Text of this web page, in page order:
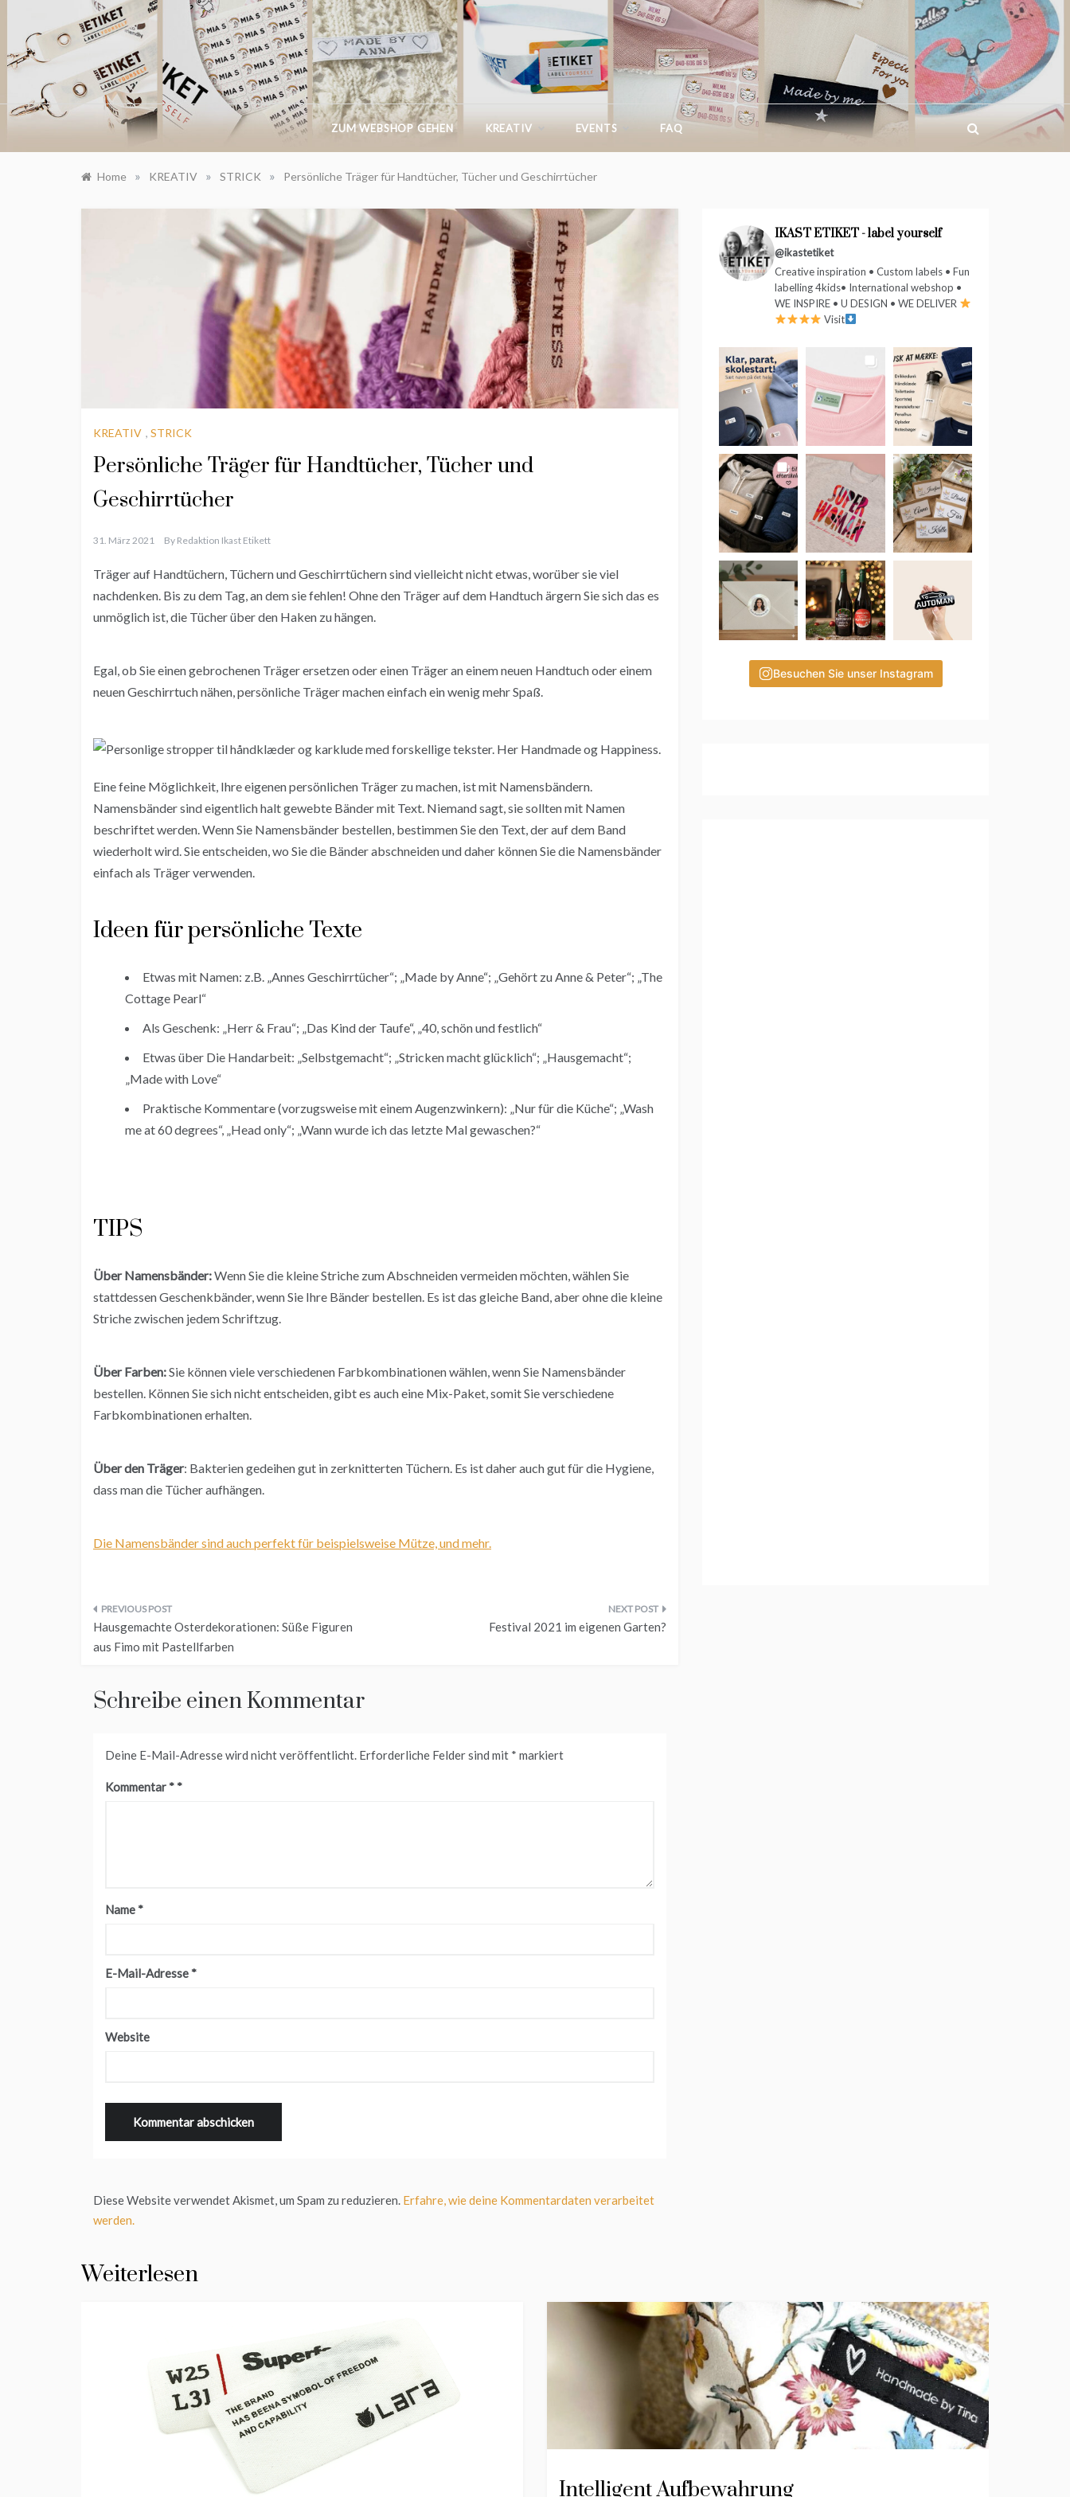
content
IKASTETIKETT.DE
ZUM WEBSHOP GEHEN KREATIV EVENTS FAQ
Home » KREATIV » STRICK » Persönliche Träger für Handtücher, Tücher und Geschirrtücher
KREATIV , STRICK
Persönliche Träger für Handtücher, Tücher und
Geschirrtücher
31. März 2021 By Redaktion Ikast Etikett
Träger auf Handtüchern, Tüchern und Geschirrtüchern sind vielleicht nicht etwas, worüber sie viel
nachdenken. Bis zu dem Tag, an dem sie fehlen! Ohne den Träger auf dem Handtuch ärgern Sie sich das es
unmöglich ist, die Tücher über den Haken zu hängen.
Egal, ob Sie einen gebrochenen Träger ersetzen oder einen Träger an einem neuen Handtuch oder einem
neuen Geschirrtuch nähen, persönliche Träger machen einfach ein wenig mehr Spaß.
Eine feine Möglichkeit, Ihre eigenen persönlichen Träger zu machen, ist mit Namensbändern.
Namensbänder sind eigentlich halt gewebte Bänder mit Text. Niemand sagt, sie sollten mit Namen
beschriftet werden. Wenn Sie Namensbänder bestellen, bestimmen Sie den Text, der auf dem Band
wiederholt wird. Sie entscheiden, wo Sie die Bänder abschneiden und daher können Sie die Namensbänder
einfach als Träger verwenden.
Ideen für persönliche Texte
Etwas mit Namen: z.B. „Annes Geschirrtücher“; „Made by Anne“; „Gehört zu Anne & Peter“; „The
Cottage Pearl“
Als Geschenk: „Herr & Frau“; „Das Kind der Taufe“, „40, schön und festlich“
Etwas über Die Handarbeit: „Selbstgemacht“; „Stricken macht glücklich“; „Hausgemacht“;
„Made with Love“
Praktische Kommentare (vorzugsweise mit einem Augenzwinkern): „Nur für die Küche“; „Wash
me at 60 degrees“, „Head only“; „Wann wurde ich das letzte Mal gewaschen?“
TIPS
Über Namensbänder:Wenn Sie die kleine Striche zum Abschneiden vermeiden möchten, wählen Sie
stattdessen Geschenkbänder, wenn Sie Ihre Bänder bestellen. Es ist das gleiche Band, aber ohne die kleine
Striche zwischen jedem Schriftzug.
Über Farben:Sie können viele verschiedenen Farbkombinationen wählen, wenn Sie Namensbänder
bestellen. Können Sie sich nicht entscheiden, gibt es auch eine Mix-Paket, somit Sie verschiedene
Farbkombinationen erhalten.
Über den Träger: Bakterien gedeihen gut in zerknitterten Tüchern. Es ist daher auch gut für die Hygiene,
dass man die Tücher aufhängen.
Die Namensbänder sind auch perfekt für beispielsweise Mütze, und mehr.
Beitragsnavigation
Hausgemachte Osterdekorationen: Süße Figuren
aus Fimo mit Pastellfarben
Festival 2021 im eigenen Garten?
Schreibe einen Kommentar
Deine E-Mail-Adresse wird nicht veröffentlicht. Erforderliche Felder sind mit * markiert
Kommentar *
Name *
E-Mail-Adresse *
Website
Diese Website verwendet Akismet, um Spam zu reduzieren. Erfahre, wie deine Kommentardaten verarbeitet
werden.
IKAST ETIKET - label yourself
@ikastetiket
Creative inspiration • Custom labels • Fun
labelling 4kids• International webshop •
WE INSPIRE • U DESIGN • WE DELIVER
Visit
Besuchen Sie unser Instagram
Weiterlesen
Intelligent Aufbewahrung